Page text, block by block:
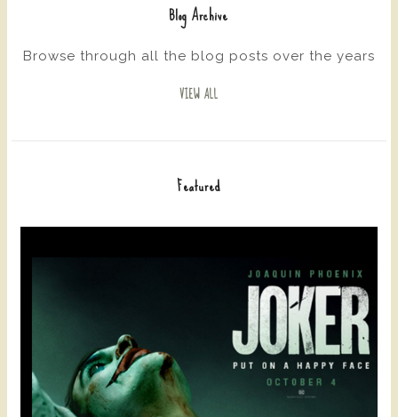
Blog Archive
Browse through all the blog posts over the years
VIEW ALL
Featured